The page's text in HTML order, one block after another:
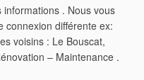
. Nous vous
connexion différente ex:
voisins : Le Bouscat,
– Maintenance .